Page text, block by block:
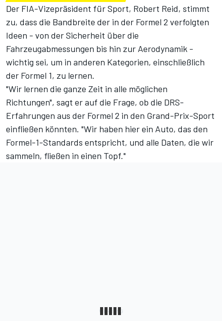
Der FIA-Vizepräsident für Sport, Robert Reid, stimmt
zu, dass die Bandbreite der in der Formel 2 verfolgten
Ideen - von der Sicherheit über die
Fahrzeugabmessungen bis hin zur Aerodynamik -
wichtig sei, um in anderen Kategorien, einschließlich
der Formel 1, zu lernen.
"Wir lernen die ganze Zeit in alle möglichen
Richtungen", sagt er auf die Frage, ob die DRS-
Erfahrungen aus der Formel 2 in den Grand-Prix-Sport
einfließen könnten. "Wir haben hier ein Auto, das den
Formel-1-Standards entspricht, und alle Daten, die wir
sammeln, fließen in einen Topf."